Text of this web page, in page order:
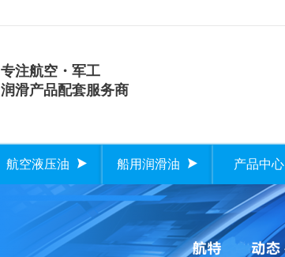
专注航空・军工
润滑产品配套服务商
航空液压油 船用润滑油 产品中心